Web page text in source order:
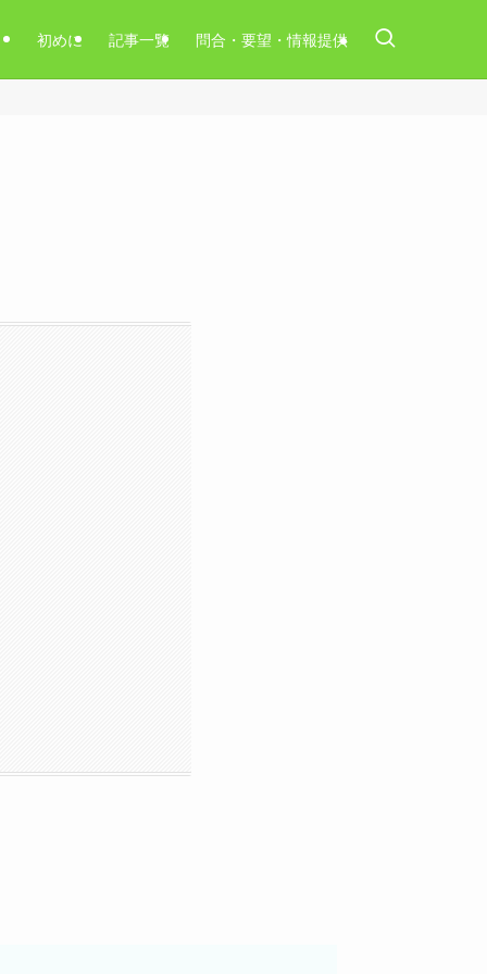
初めに 記事一覧 問合・要望・情報提供